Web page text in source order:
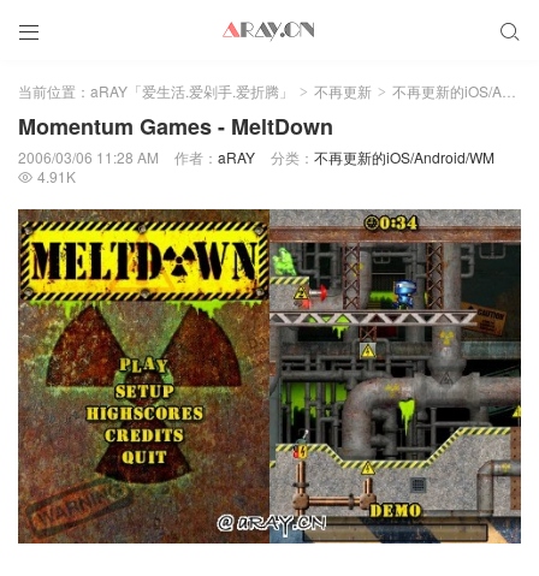
 
当前位置： aRAY「爱生活.爱剁手.爱折腾」 > 不再更新 > 不再更新的iOS/Android/WM
Momentum Games - MeltDown
2006/03/06 11:28 AM 作者： aRAY 分类： 不再更新的iOS/Android/WM
 4.91K